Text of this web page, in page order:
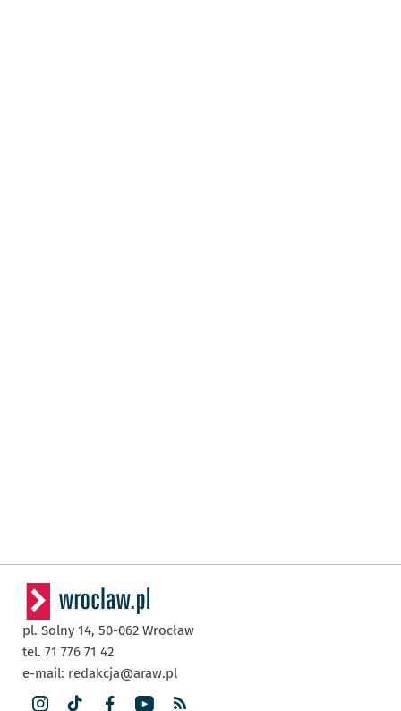
pl. Solny 14, 50-062 Wrocław
tel. 71 776 71 42
e-mail: redakcja@araw.pl